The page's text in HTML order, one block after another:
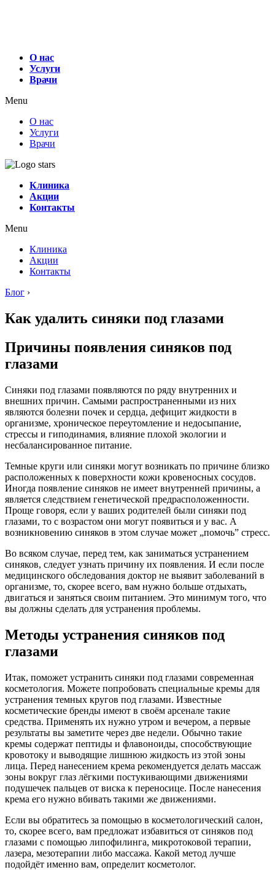
О нас
Услуги
Врачи
Menu
О нас
Услуги
Врачи
Клиника
Акции
Контакты
Menu
Клиника
Акции
Контакты
Блог ›
Как удалить синяки под глазами
Причины появления синяков под
глазами
Синяки под глазами появляются по ряду внутренних и
внешних причин. Самыми распространенными из них
являются болезни почек и сердца, дефицит жидкости в
организме, хроническое переутомление и недосыпание,
стрессы и гиподинамия, влияние плохой экологии и
несбалансированное питание.
Темные круги или синяки могут возникать по причине близко
расположенных к поверхности кожи кровеносных сосудов.
Иногда появление синяков не имеет внутренней причины, а
является следствием генетической предрасположенности.
Проще говоря, если у ваших родителей были синяки под
глазами, то c возрастом они могут появиться и у вас. А
возникновению синяков в этом случае может „помочь” стресс.
Во всяком случае, перед тем, как заниматься устранением
синяков, следует узнать причину их появления. И если после
медицинского обследования доктор не выявит заболеваний в
организме, то, скорее всего, вам нужно больше отдыхать,
двигаться и заняться своим питанием. Это минимум того, что
вы должны сделать для устранения проблемы.
Методы устранения синяков под
глазами
Итак, поможет устранить синяки под глазами современная
косметология. Можете попробовать специальные кремы для
устранения темных кругов под глазами. Известные
косметические бренды имеют в своём арсенале такие
средства. Применять их нужно утром и вечером, а первые
результаты вы заметите через две недели. Обычно такие
кремы содержат пептиды и флавоноиды, способствующие
кровотоку и выводящие лишнюю жидкость из этой зоны
лица. Перед нанесением крема рекомендуется делать массаж
зоны вокруг глаз лёгкими постукивающими движениями
подушечек пальцев от виска к переносице. После нанесения
крема его нужно вбивать такими же движениями.
Если вы обратитесь за помощью в косметологический салон,
то, скорее всего, вам предложат избавиться от синяков под
глазами с помощью липофилинга, микротоковой терапии,
лазера, мезотерапии либо массажа. Какой метод лучше
подойдёт именно вам, определит косметолог.